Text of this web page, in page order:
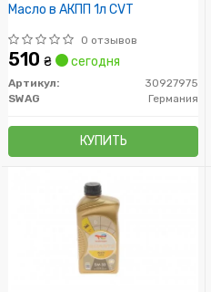
Масло в АКПП 1л CVT
0 отзывов
510 ₴ сегодня
Артикул:
30927975
SWAG
Германия
КУПИТЬ